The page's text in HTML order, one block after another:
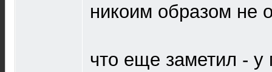
никоим образом не
что еще заметил -